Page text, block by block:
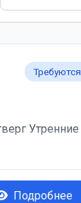
Требуются
Утренние
Подробнее